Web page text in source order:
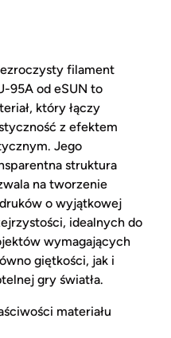
filament
95A od eSUN to
który łączy
z efektem
Jego
struktura
na tworzenie
o wyjątkowej
idealnych do
wymagających
giętkości, jak i
gry światła.
materiału